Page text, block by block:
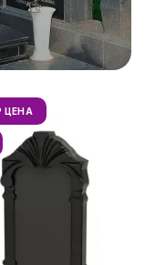
ЦЕНА